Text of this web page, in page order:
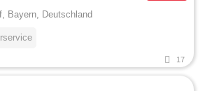
Bayern, Deutschland
17